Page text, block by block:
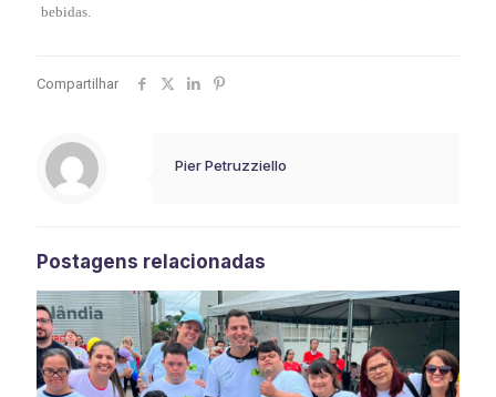
bebidas.
Compartilhar
Pier Petruzziello
Postagens relacionadas